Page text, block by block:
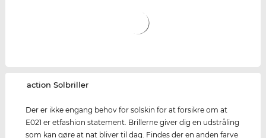
‌action Solbriller
Der er ikke engang behov for solskin for at forsikre om at
E021 er etfashion statement. Brillerne giver dig en udstråling
som kan gøre at nat bliver til dag. Findes der en anden farve